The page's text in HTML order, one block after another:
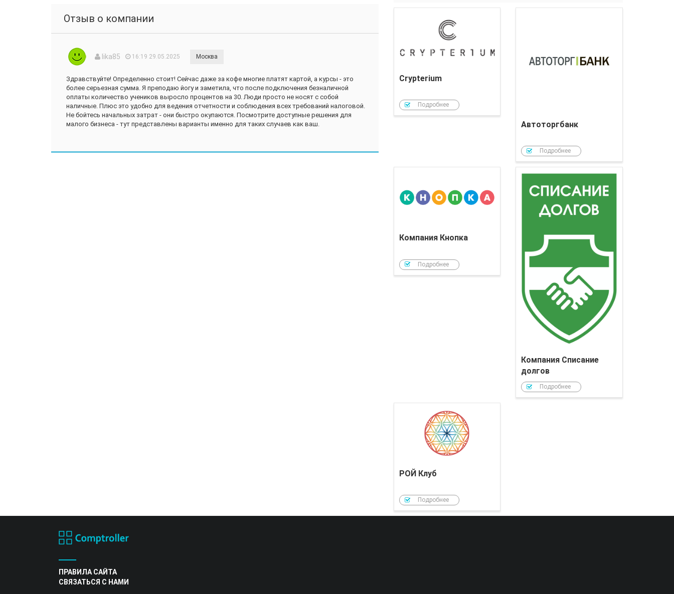
Отзыв о компании
lika85 16:19 29.05.2025 Москва
Здравствуйте! Определенно стоит! Сейчас даже за кофе многие платят картой, а курсы - это
более серьезная сумма. Я преподаю йогу и заметила, что после подключения безналичной
оплаты количество учеников выросло процентов на 30. Люди просто не носят с собой
наличные. Плюс это удобно для ведения отчетности и соблюдения всех требований налоговой.
Не бойтесь начальных затрат - они быстро окупаются. Посмотрите доступные решения для
малого бизнеса - тут представлены варианты именно для таких случаев как ваш.
Crypterium
Подробнее
Автоторгбанк
Подробнее
Компания Кнопка
Подробнее
Компания Кнопка
Компания Списание
долгов
Подробнее
РОЙ Клуб
Подробнее
ПРАВИЛА САЙТА
СВЯЗАТЬСЯ С НАМИ